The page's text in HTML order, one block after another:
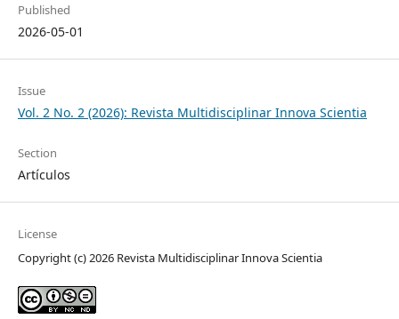
Published
2026-05-01
Issue
Vol. 2 No. 2 (2026): Revista Multidisciplinar Innova Scientia
Section
Artículos
License
Copyright (c) 2026 Revista Multidisciplinar Innova Scientia